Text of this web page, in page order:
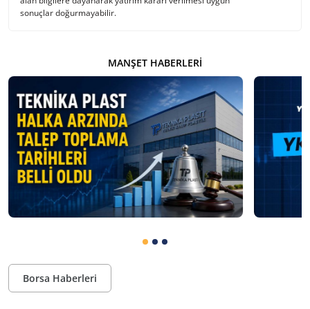
sonuçlar doğurmayabilir.
MANŞET HABERLERI
Borsa Haberleri